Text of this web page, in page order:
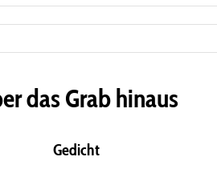
das Grab hinaus
Gedicht